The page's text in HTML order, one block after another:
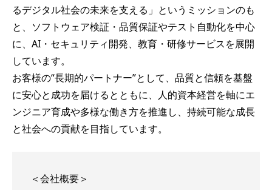
るデジタル社会の未来を支える」というミッションのも
と、ソフトウェア検証・品質保証やテスト自動化を中心
に、AI・セキュリティ開発、教育・研修サービスを展開
しています。
お客様の“長期的パートナー”として、品質と信頼を基盤
に安心と成功を届けるとともに、人的資本経営を軸にエ
ンジニア育成や多様な働き方を推進し、持続可能な成長
と社会への貢献を目指しています。
＜会社概要＞